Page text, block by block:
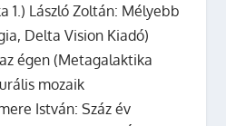
1.) László Zoltán: Mélyebb
Delta Vision Kiadó)
égen (Metagalaktika
mozaik
István: Száz év